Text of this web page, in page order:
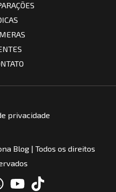
privacidade
Blog | Todos os direitos